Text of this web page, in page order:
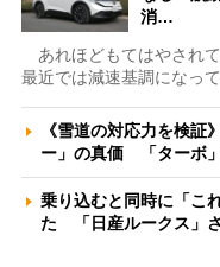
消…
あれほどもてはやされて
最近では減速基調になっ
《雪道の対応力を検証
ー」の真価 「ターボ
乗り込むと同時に「こ
た 「日産ルークス」